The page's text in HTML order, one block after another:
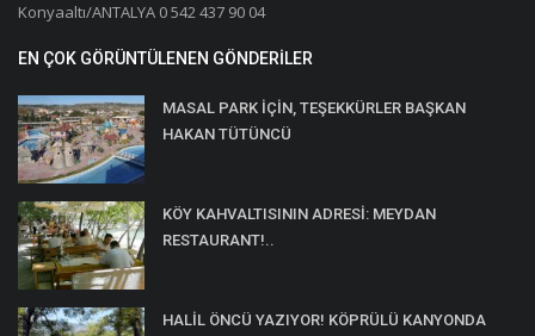
Konyaaltı/ANTALYA 0 542 437 90 04
EN ÇOK GÖRÜNTÜLENEN GÖNDERILER
MASAL PARK İÇİN, TEŞEKKÜRLER BAŞKAN
HAKAN TÜTÜNCÜ
KÖY KAHVALTISININ ADRESİ: MEYDAN
RESTAURANT!..
HALİL ÖNCÜ YAZIYOR! KÖPRÜLÜ KANYONDA